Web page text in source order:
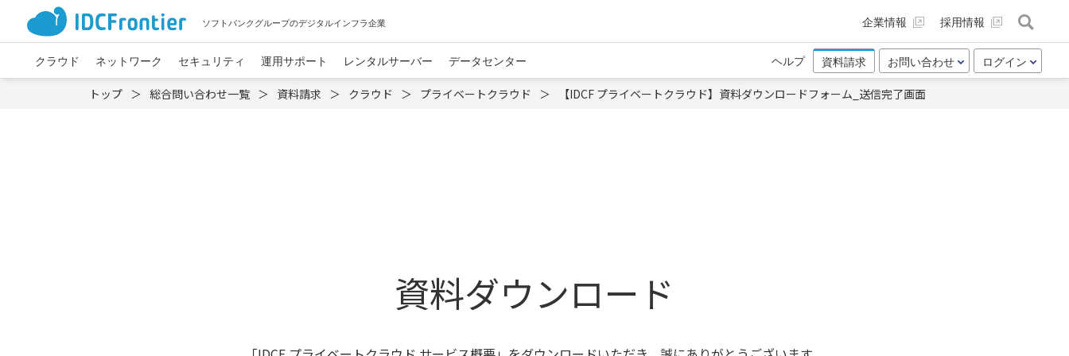
ソフトバンクグループのデジタルインフラ企業 企業情報 採用情報
クラウド ネットワーク セキュリティ 運用サポート レンタルサーバー データセンター ヘルプ 資料請求 お問い合わせ ログイン
トップ 総合問い合わせ一覧 資料請求 クラウド プライベートクラウド 【IDCF プライベートクラウド】資料ダウンロードフォーム_送信完了画面
資料ダウンロード